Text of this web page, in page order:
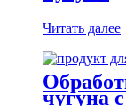
Читать далее
чугуна